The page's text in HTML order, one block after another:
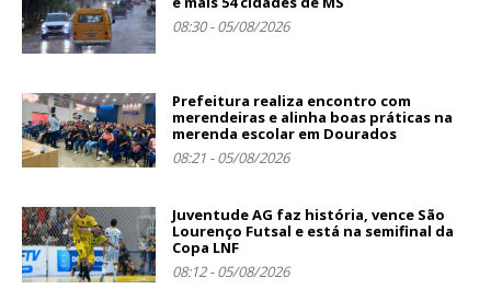
08:30 - 05/08/2026
Prefeitura realiza encontro com
merendeiras e alinha boas práticas na
merenda escolar em Dourados
08:21 - 05/08/2026
Juventude AG faz história, vence São
Lourenço Futsal e está na semifinal da
Copa LNF
08:12 - 05/08/2026